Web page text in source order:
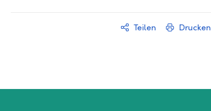
Teilen Drucken